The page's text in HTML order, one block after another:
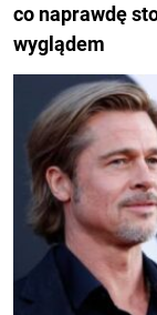
co naprawdę
wyglądem